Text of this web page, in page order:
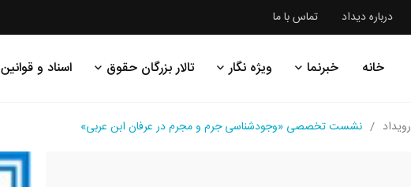
درباره دیداد تماس با ما
خانه خبرنما ویژه نگار تالار بزرگان حقوق اسناد و قوانین
رویداد نشست تخصصی «وجودشناسی جرم و مجرم در عرفان ابن عربی»